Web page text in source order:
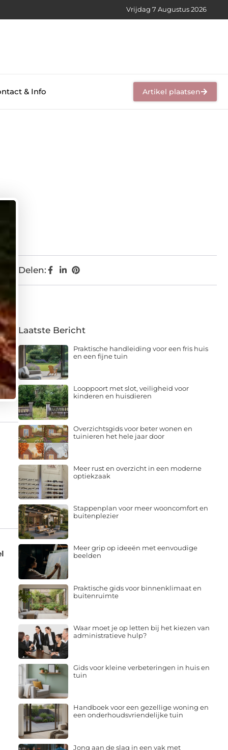
Vrijdag 7 Augustus 2026
& Info Artikel plaatsen
Delen:
Laatste Bericht
Praktische handleiding voor een fris huis
en een fijne tuin
Looppoort met slot, veiligheid voor
kinderen en huisdieren
Overzichtsgids voor beter wonen en
tuinieren het hele jaar door
Meer rust en overzicht in een moderne
optiekzaak
Stappenplan voor meer wooncomfort en
buitenplezier
Meer grip op ideeën met eenvoudige
beelden
Praktische gids voor binnenklimaat en
buitenruimte
Waar moet je op letten bij het kiezen van
administratieve hulp?
Gids voor kleine verbeteringen in huis en
tuin
Handboek voor een gezellige woning en
een onderhoudsvriendelijke tuin
Jong aan de slag in een vak met